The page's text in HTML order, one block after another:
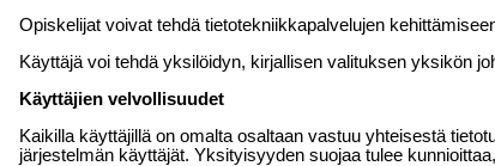
Opiskelijat voivat tehdä tietotekniikkapalvelujen
Käyttäjä voi tehdä yksilöidyn, kirjallisen valituksen yksikön
Käyttäjien velvollisuudet
Kaikilla käyttäjillä on omalta osaltaan vastuu yhteisestä
järjestelmän käyttäjät. Yksityisyyden suojaa tulee